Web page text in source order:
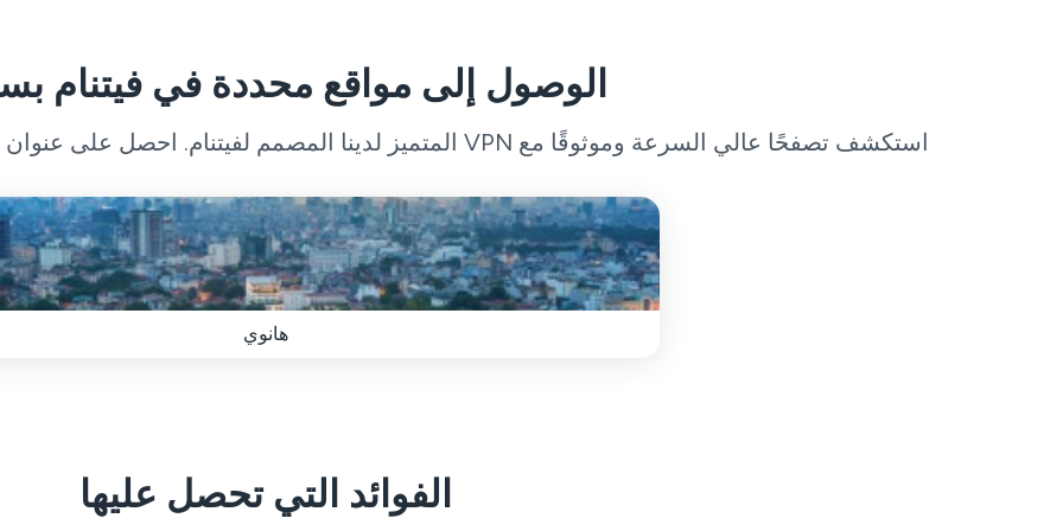
الوصول إلى مواقع محددة في فيتنام
استكشف تصفحًا عالي السرعة وموثوقًا مع VPN المتميز لدينا المصمم لفيتنام. احصل على عنوان IP فيتنامي لتصفح آمن وخاص ودون حدود.
هانوي
الفوائد التي تحصل عليها